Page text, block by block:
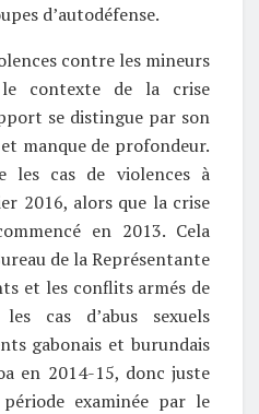
d’autodéfense.
contre les mineurs
contexte de la crise
se distingue par son
manque de profondeur.
les cas de violences à
2016, alors que la crise
en 2013. Cela
de la Représentante
et les conflits armés de
cas d’abus sexuels
gabonais et burundais
en 2014-15, donc juste
examinée par le